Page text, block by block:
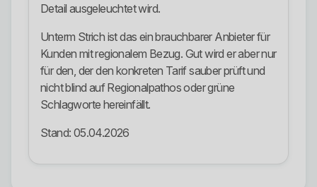
Detail ausgeleuchtet wird.
Unterm Strich ist das ein brauchbarer Anbieter für
Kunden mit regionalem Bezug. Gut wird er aber nur
für den, der den konkreten Tarif sauber prüft und
nicht blind auf Regionalpathos oder grüne
Schlagworte hereinfällt.
Stand: 05.04.2026